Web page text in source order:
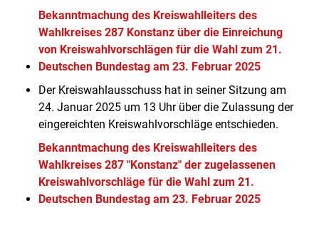
Bekanntmachung des Kreiswahlleiters des
Wahlkreises 287 Konstanz über die Einreichung
von Kreiswahlvorschlägen für die Wahl zum 21.
Deutschen Bundestag am 23. Februar 2025
Der Kreiswahlausschuss hat in seiner Sitzung am
24. Januar 2025 um 13 Uhr über die Zulassung der
eingereichten Kreiswahlvorschläge entschieden.
Bekanntmachung des Kreiswahlleiters des
Wahlkreises 287 "Konstanz" der zugelassenen
Kreiswahlvorschläge für die Wahl zum 21.
Deutschen Bundestag am 23. Februar 2025